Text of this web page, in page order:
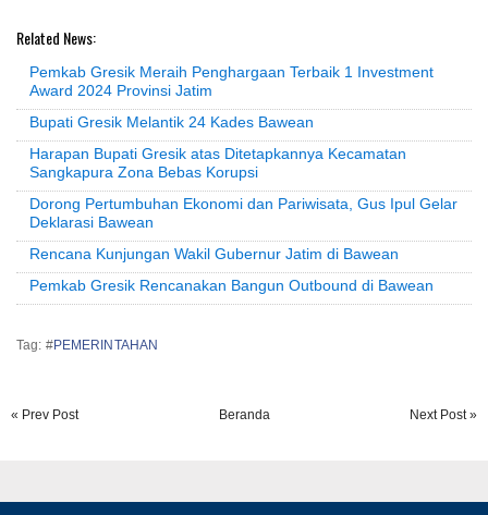
Related News:
Pemkab Gresik Meraih Penghargaan Terbaik 1 Investment
Award 2024 Provinsi Jatim
Bupati Gresik Melantik 24 Kades Bawean
Harapan Bupati Gresik atas Ditetapkannya Kecamatan
Sangkapura Zona Bebas Korupsi
Dorong Pertumbuhan Ekonomi dan Pariwisata, Gus Ipul Gelar
Deklarasi Bawean
Rencana Kunjungan Wakil Gubernur Jatim di Bawean
Pemkab Gresik Rencanakan Bangun Outbound di Bawean
Tag: #PEMERINTAHAN
« Prev Post Next Post »
Beranda